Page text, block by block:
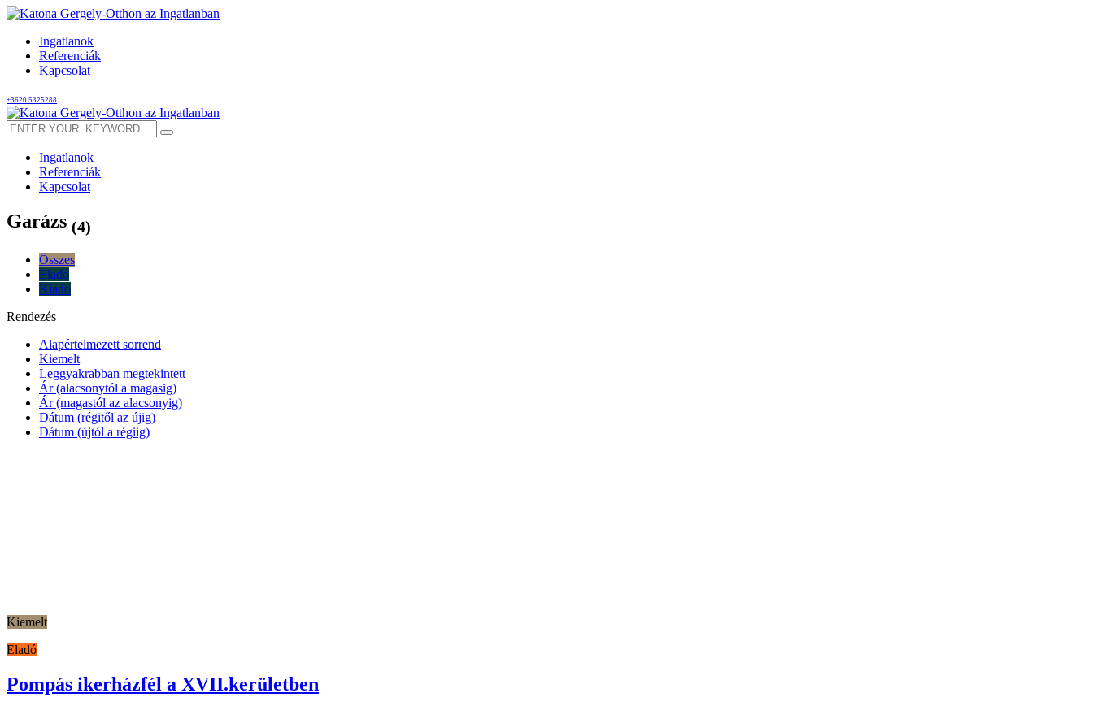
Ingatlanok
Referenciák
Kapcsolat
+3620 5325288
Ingatlanok
Referenciák
Kapcsolat
Garázs (4)
Összes
Eladó
Kiadó
Rendezés
Alapértelmezett sorrend
Kiemelt
Leggyakrabban megtekintett
Ár (alacsonytól a magasig)
Ár (magastól az alacsonyig)
Dátum (régitől az újig)
Dátum (újtól a régiig)
Kiemelt
Eladó
Pompás ikerházfél a XVII.kerületben